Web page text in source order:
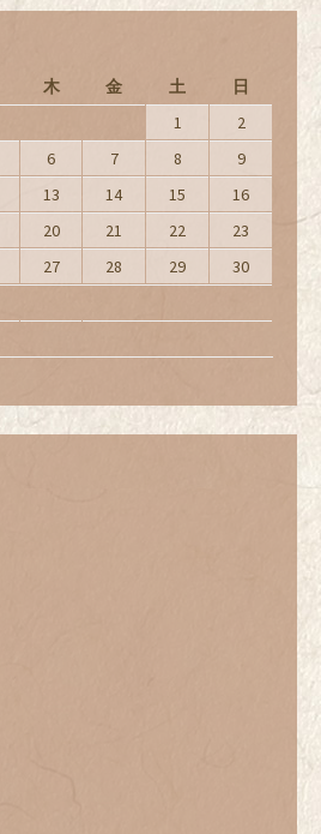
木 金 土 日
1
2
6 7 8
9
13 14 15
16
20 21 22
23
27 28 29
30